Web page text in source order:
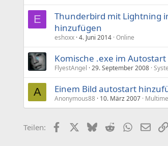
E
Thunderbird mit Lightning
hinzufügen
eshoxx 4. Juni 2014 Online
Komische .exe im Autostart
FlyestAngel 29. September 2008
A Einem Bild autostart
Anonymous88 10. März 2007
Teilen: FacebookX (Twitter)
BlueskyRedditWhatsApp
E-Mail